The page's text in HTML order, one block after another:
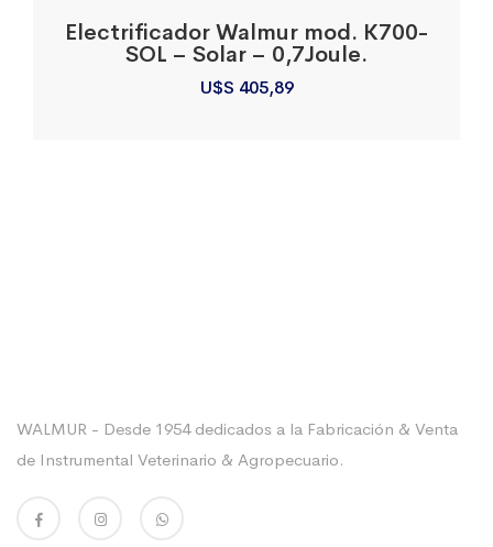
Electrificador Walmur mod. K700-
SOL – Solar – 0,7Joule.
U$S 405,89
WALMUR - Desde 1954 dedicados a la Fabricación & Venta
de Instrumental Veterinario & Agropecuario.